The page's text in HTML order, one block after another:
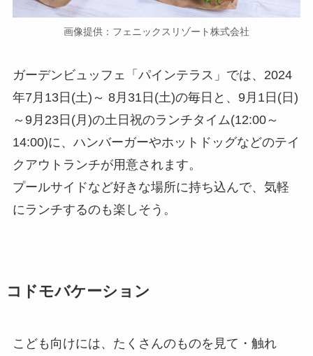
画像提供：フェニックスリゾート株式会社
ガーデンビュッフェ「パインテラス」では、2024
年7月13日(土)～ 8月31日(土)の毎日と、9月1日(日)
～9月23日(月)の土日祝のランチタイム(12:00～
14:00)に、ハンバーガーやホットドッグなどのテイ
クアウトランチが用意されます。
プールサイドなど好きな場所に持ち込んで、気軽
にランチするのも楽しそう。
コドモバケーション
こども向けには、たくさんのものを見て・触れ